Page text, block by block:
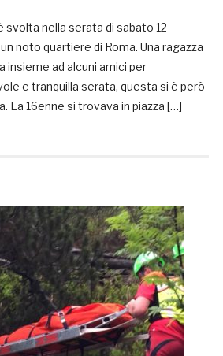
svolta nella serata di sabato 12
noto quartiere di Roma. Una ragazza
insieme ad alcuni amici per
e tranquilla serata, questa si è però
La 16enne si trovava in piazza […]